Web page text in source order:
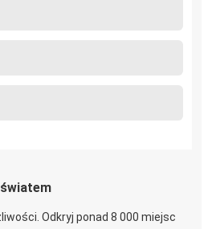
Odkryj ponad 8 000 miejsc